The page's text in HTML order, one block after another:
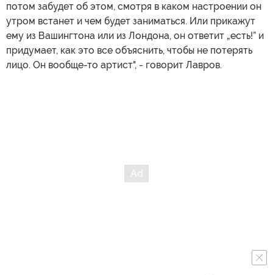
потом забудет об этом, смотря в каком настроении он
утром встанет и чем будет заниматься. Или прикажут
ему из Вашингтона или из Лондона, он ответит „есть!” и
придумает, как это все объяснить, чтобы не потерять
лицо. Он вообще-то артист", - говорит Лавров.